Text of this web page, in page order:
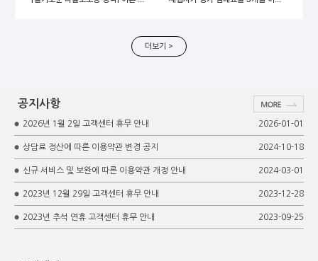
더보기 >
공지사항
2026년 1월 2일 고객센터 휴무 안내 2026-01-01
상담료 정산에 따른 이용약관 변경 공지 2024-10-18
신규 서비스 및 보완에 따른 이용약관 개정 안내 2024-03-01
2023년 12월 29일 고객센터 휴무 안내 2023-12-28
2023년 추석 연휴 고객센터 휴무 안내 2023-09-25